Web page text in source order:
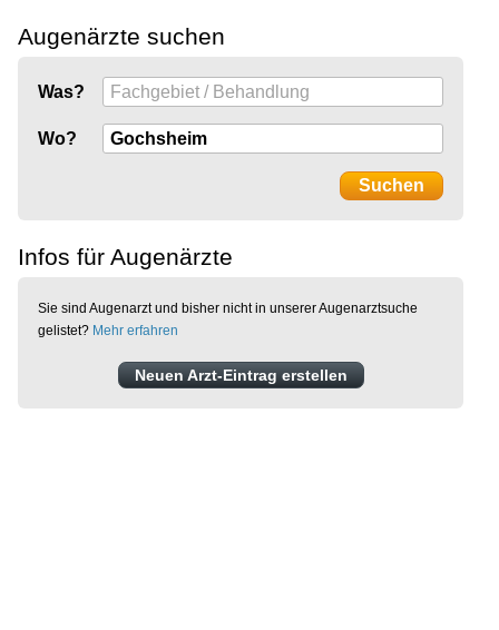
Augenärzte suchen
Was?
Wo?
Infos für Augenärzte
Sie sind Augenarzt und bisher nicht in unserer Augenarztsuche
gelistet? Mehr erfahren
Neuen Arzt-Eintrag erstellen